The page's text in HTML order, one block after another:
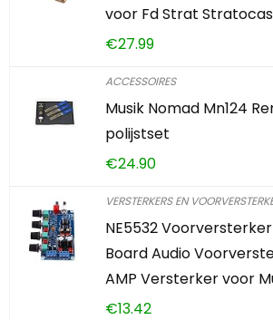
voor Fd Strat
€27.99
ACCESSOIRES
Musik Nomad Mn124
polijstset
€24.90
VERSTERKERS EN
NE5532
Board Audio
AMP Versterker voor
€13.42